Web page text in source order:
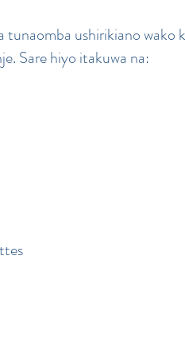
ushirikiano
Sare hiyo itakuwa na: